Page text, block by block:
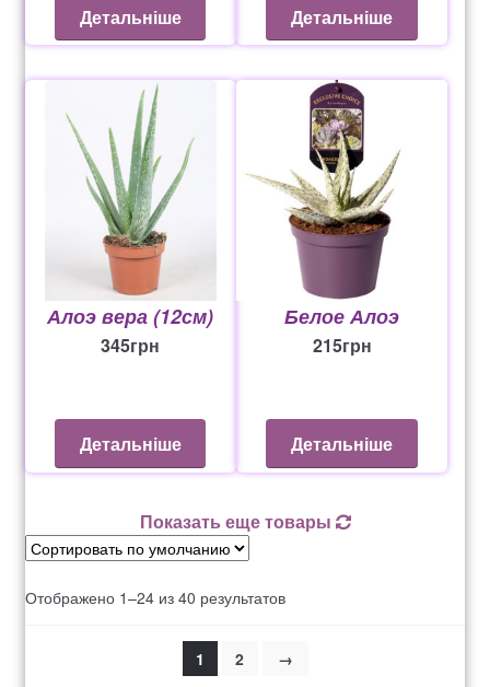
Детальніше Детальніше
Алоэ вера (12см)
345грн
Детальніше
Белое Алоэ
215грн
Детальніше
Показать еще товары
Отображено 1–24 из 40 результатов
1 2 →